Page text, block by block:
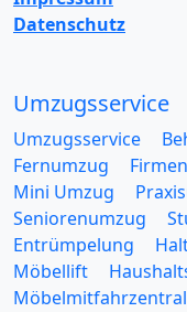
Datenschutz
Umzugsservice
Umzugsservice
Fernumzug
Mini Umzug
Seniorenumzug
Entrümpelung
Möbellift